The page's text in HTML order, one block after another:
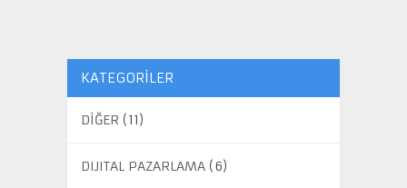
KATEGORILER
DİĞER (11)
DIJITAL PAZARLAMA(6)